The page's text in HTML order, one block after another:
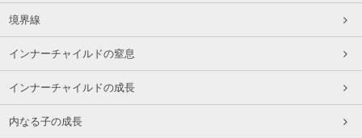
境界線
インナーチャイルドの窒息
インナーチャイルドの成長
内なる子の成長